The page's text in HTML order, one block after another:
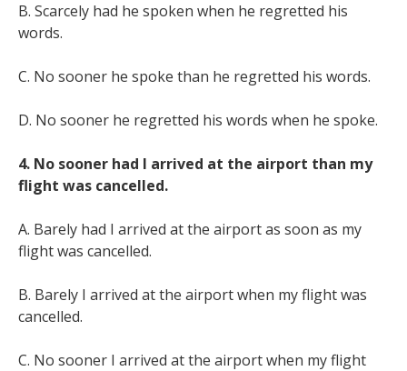
B. Scarcely had he spoken when he regretted his
words.
C. No sooner he spoke than he regretted his words.
D. No sooner he regretted his words when he spoke.
4. No sooner had I arrived at the airport than my
flight was cancelled.
A. Barely had I arrived at the airport as soon as my
flight was cancelled.
B. Barely I arrived at the airport when my flight was
cancelled.
C. No sooner I arrived at the airport when my flight